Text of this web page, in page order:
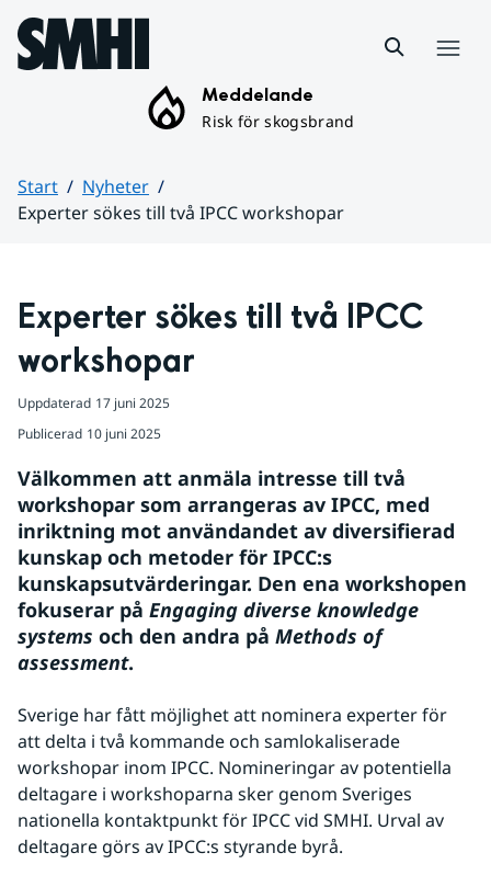
Hoppa till sidans innehåll
Meddelande
Risk för skogsbrand
Start
Nyheter
Experter sökes till två IPCC workshopar
Experter sökes till två IPCC
workshopar
Uppdaterad 17 juni 2025
Publicerad 10 juni 2025
Välkommen att anmäla intresse till två
workshopar som arrangeras av IPCC, med
inriktning mot användandet av diversifierad
kunskap och metoder för IPCC:s
kunskapsutvärderingar. Den ena workshopen
fokuserar på Engaging diverse knowledge
systems och den andra på Methods of
assessment.
Sverige har fått möjlighet att nominera experter för
att delta i två kommande och samlokaliserade
workshopar inom IPCC. Nomineringar av potentiella
deltagare i workshoparna sker genom Sveriges
nationella kontaktpunkt för IPCC vid SMHI. Urval av
deltagare görs av IPCC:s styrande byrå.